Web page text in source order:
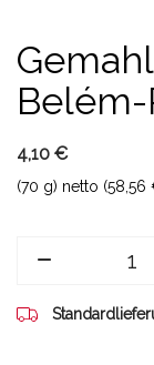
4,10 €
(70 g) netto